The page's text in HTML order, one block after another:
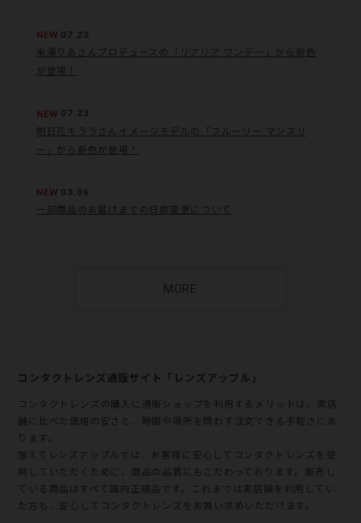
NEW 07.23
米澤りあさんプロデュースの「リアリア ワンデー」から新色
が登場！
NEW 07.23
明日花キララさんイメージモデルの「フルーリー マンスリ
ー」から新色が登場！
NEW 03.06
一部商品のお届けまでの日数変更について
MORE
コンタクトレンズ通販サイト「レンズアップル」
コンタクトレンズの購入に通販ショップを利用するメリットは、実店
舗に比べた価格の安さと、時間や場所を問わず注文できる手軽さにあ
ります。
加えてレンズアップルでは、お客様に安心してコンタクトレンズを使
用していただくために、商品の品質にもこだわっております。販売し
ている商品はすべて国内正規品です。これまでは実店舗を利用してい
た方も、安心してコンタクトレンズをお買い求めいただけます。